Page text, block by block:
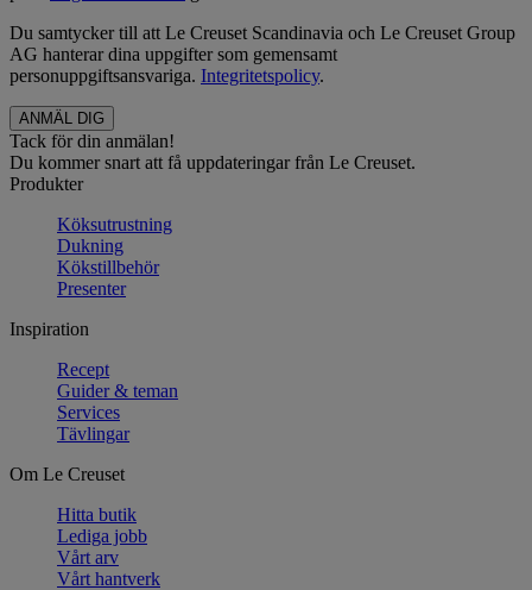
Du samtycker till att Le Creuset Scandinavia och Le Creuset Group
AG hanterar dina uppgifter som gemensamt
personuppgiftsansvariga. Integritetspolicy.
Tack för din anmälan!
Du kommer snart att få uppdateringar från Le Creuset.
Produkter
Köksutrustning
Dukning
Kökstillbehör
Presenter
Inspiration
Recept
Guider & teman
Services
Tävlingar
Om Le Creuset
Hitta butik
Lediga jobb
Vårt arv
Vårt hantverk